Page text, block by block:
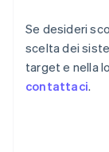
Se desideri
scelta dei
target e nella
contattaci.